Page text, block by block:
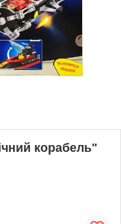
корабель"